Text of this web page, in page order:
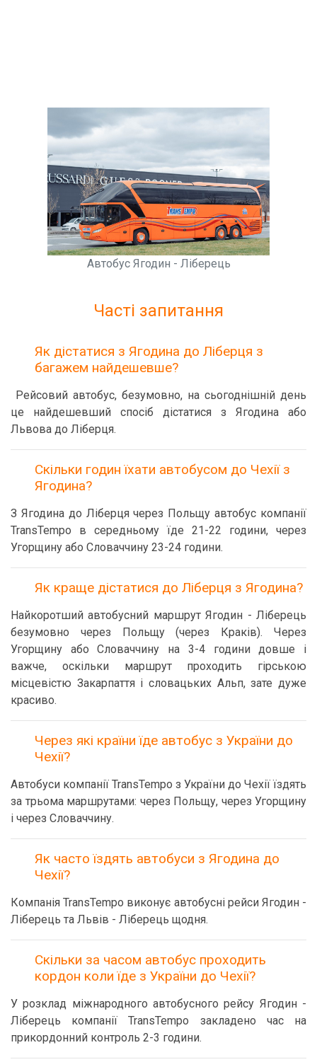
Автобус Ягодин - Ліберець
Часті запитання
Як дістатися з Ягодина до Ліберця з
багажем найдешевше?
Рейсовий автобус, безумовно, на сьогоднішній день
це найдешевший спосіб дістатися з Ягодина або
Львова до Ліберця.
Скільки годин їхати автобусом до Чехії з
Ягодина?
З Ягодина до Ліберця через Польщу автобус компанії
TransTempo в середньому їде 21-22 години, через
Угорщину або Словаччину 23-24 години.
Як краще дістатися до Ліберця з Ягодина?
Найкоротший автобусний маршрут Ягодин - Ліберець
безумовно через Польщу (через Краків). Через
Угорщину або Словаччину на 3-4 години довше і
важче, оскільки маршрут проходить гірською
місцевістю Закарпаття і словацьких Альп, зате дуже
красиво.
Через які країни їде автобус з України до
Чехії?
Автобуси компанії TransTempo з України до Чехії їздять
за трьома маршрутами: через Польщу, через Угорщину
і через Словаччину.
Як часто їздять автобуси з Ягодина до
Чехії?
Компанія TransTempo виконує автобусні рейси Ягодин -
Ліберець та Львів - Ліберець щодня.
Скільки за часом автобус проходить
кордон коли їде з України до Чехії?
У розклад міжнародного автобусного рейсу Ягодин -
Ліберець компанії TransTempo закладено час на
прикордонний контроль 2-3 години.